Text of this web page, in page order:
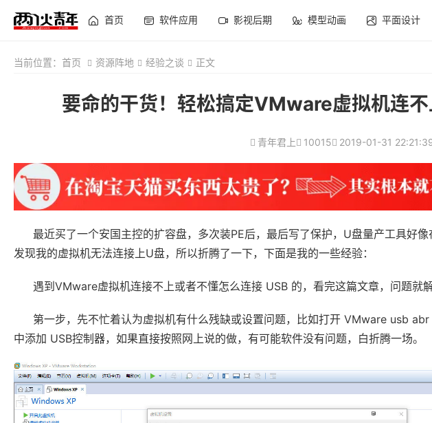
首页 软件应用 影视后期 模型动画 平面设计
当前位置： 首页 资源阵地 经验之谈 正文
要命的干货！轻松搞定VMware虚拟机连不
青年君上 10015 2019-01-31
最近买了一个安国主控的扩容盘，多次装PE后，最后写了保护，U盘量产工具好
发现我的虚拟机无法连接上U盘，所以折腾了一下，下面是我的一些经验：
遇到VMware虚拟机连接不上或者不懂怎么连接 USB 的，看完这篇文章，问题就
第一步，先不忙着认为虚拟机有什么残缺或设置问题，比如打开 VMware usb
中添加 USB控制器，如果直接按照网上说的做，有可能软件没有问题，白折腾一场。